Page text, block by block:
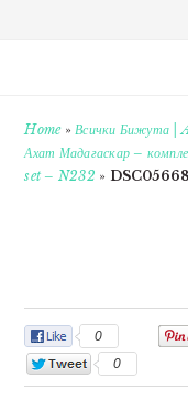
Home»Всички Бижута |
Ахат Мадагаскар –
set – N232 » DSC05668
0
0